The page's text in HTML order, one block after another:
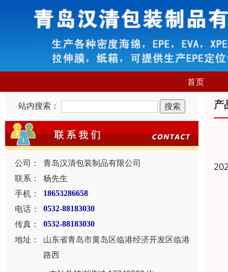
首页
站内搜索：
公司：
青岛汉清包装制品有限公司
联系：
杨先生
手机：
18653286658
电话： 0532-88183030
传真： 0532-88183030
地址：
山东省青岛市黄岛区临港经济开发区临港
路西
产